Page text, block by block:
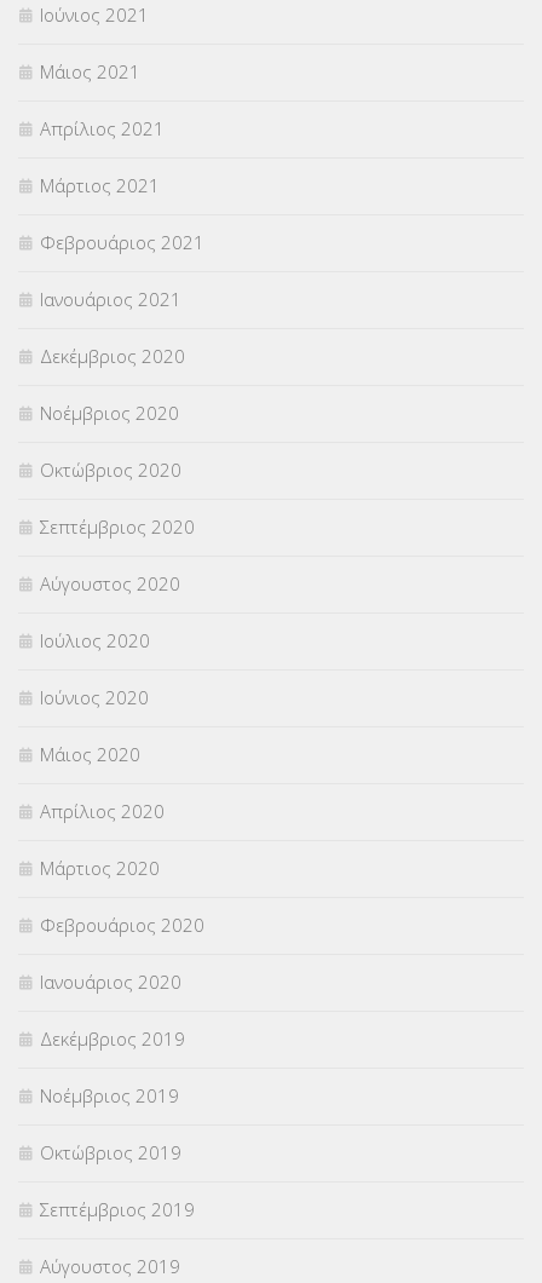
Ιούνιος 2021
Μάιος 2021
Απρίλιος 2021
Μάρτιος 2021
Φεβρουάριος 2021
Ιανουάριος 2021
Δεκέμβριος 2020
Νοέμβριος 2020
Οκτώβριος 2020
Σεπτέμβριος 2020
Αύγουστος 2020
Ιούλιος 2020
Ιούνιος 2020
Μάιος 2020
Απρίλιος 2020
Μάρτιος 2020
Φεβρουάριος 2020
Ιανουάριος 2020
Δεκέμβριος 2019
Νοέμβριος 2019
Οκτώβριος 2019
Σεπτέμβριος 2019
Αύγουστος 2019